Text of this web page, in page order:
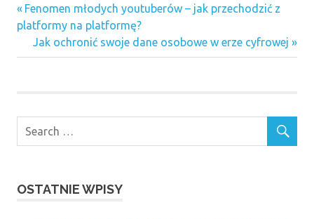
Nawigacja
wpisu
Previous
Post:
Fenomen młodych youtuberów – jak przechodzić z
platformy na platformę?
Next
Post:
Jak ochronić swoje dane osobowe w erze cyfrowej
OSTATNIE WPISY